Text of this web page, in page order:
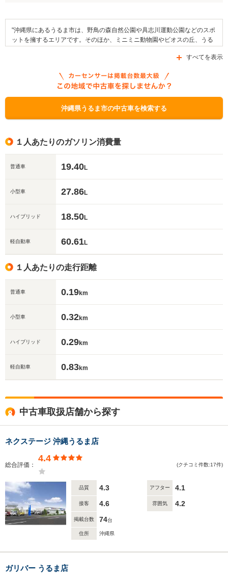
"沖縄県にあるうるま市は、野鳥の森自然公園や具志川運動公園などのスポ
ットを擁するエリアです。そのほか、ミニミニ動物園やビオスの丘、うる
催される行事としては、うるま市エイサーまつりを挙げることができ、文
もあります。また、地域の名産品としては、ぬちまーすや美ら海豚などが
あります。交通面においては、国道329号線や県道73号線、県道37号線な
どの幹線道路が区域内を通っています。なお、うるま市で利用されている
自動車補助金制度には、「次世代自動車充電インフラ整備促進事業」や
すべてを表示
沖縄県うるま市の中古車を検索する
１人あたりのガソリン消費量
普通車 19.40L
小型車 27.86L
ハイブリッド 18.50L
軽自動車 60.61L
１人あたりの走行距離
普通車 0.19km
小型車 0.32km
ハイブリッド 0.29km
軽自動車 0.83km
中古車取扱店舗から探す
ネクステージ 沖縄うるま店
総合評価：
4.4
(クチコミ件数:17件)
品質 4.3 アフター 4.1
接客 4.6 雰囲気 4.2
掲載台数 74台
住所 沖縄県
ガリバー うるま店